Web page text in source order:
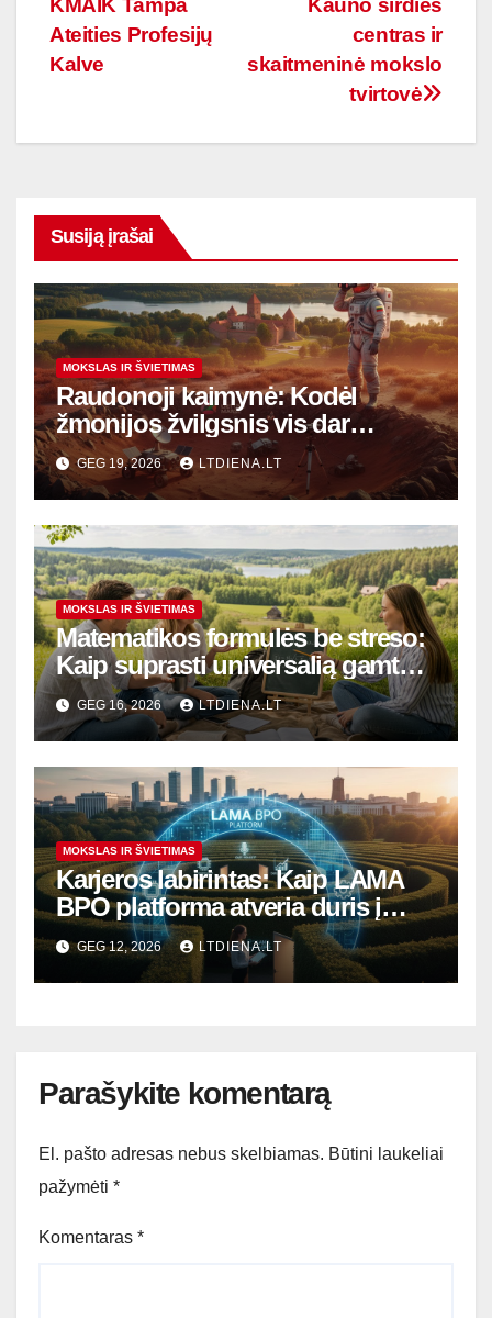
įrašų
Kauno širdies
centras ir
skaitmeninė mokslo
tvirtovė
KMAIK Tampa
Ateities Profesijų
Kalve
Susiją įrašai
MOKSLAS IR ŠVIETIMAS
Raudonoji kaimynė: Kodėl
žmonijos žvilgsnis vis dar
krypsta į Marso dulkes?
GEG 19, 2026 LTDIENA.LT
MOKSLAS IR ŠVIETIMAS
Matematikos formulės be streso:
Kaip suprasti universalią gamtos
kalbą ir sėkmingai išlaikyti
egzaminus
GEG 16, 2026 LTDIENA.LT
MOKSLAS IR ŠVIETIMAS
Karjeros labirintas: Kaip LAMA
BPO platforma atveria duris į
paklausiausias darbo rinkos
specialybes?
GEG 12, 2026 LTDIENA.LT
Parašykite komentarą
El. pašto adresas nebus skelbiamas. Būtini laukeliai
pažymėti *
Komentaras *